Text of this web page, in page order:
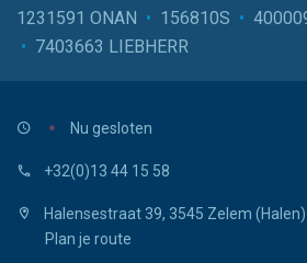
1231591 ONAN • 156810S •
• 7403663 LIEBHERR
Nu gesloten
+32(0)13 44 15 58
Halensestraat 39, 3545 Zelem (Halen)
Plan je route